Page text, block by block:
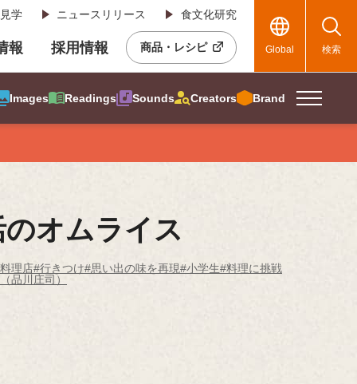
学 ニュースリリース 食文化研究
報 採用情報 商品・レシピ Global 検索
Images Readings Sounds Creators Brand
オムライス
理店#行きつけ#思い出の味を再現#小学生#料理に挑戦
品川庄司）